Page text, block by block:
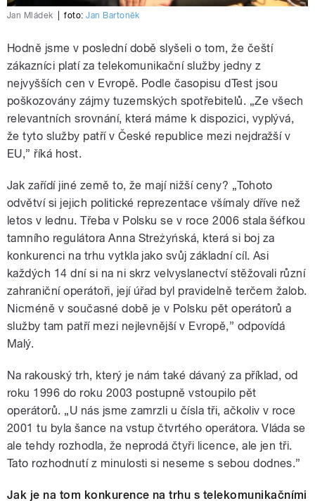
Jan Mládek foto:Jan Bartoněk
Hodně jsme v poslední době slyšeli o tom, že čeští
zákazníci platí za telekomunikační služby jedny z
nejvyšších cen v Evropě. Podle časopisu dTest jsou
poškozovány zájmy tuzemských spotřebitelů. „Ze všech
relevantních srovnání, která máme k dispozici, vyplývá,
že tyto služby patří v České republice mezi nejdražší v
EU,” říká host.
Jak zařídí jiné země to, že mají nižší ceny? „Tohoto
odvětví si jejich politické reprezentace všímaly dříve než
letos v lednu. Třeba v Polsku se v roce 2006 stala šéfkou
tamního regulátora Anna Streżyńská, která si boj za
konkurenci na trhu vytkla jako svůj základní cíl. Asi
každých 14 dní si na ni skrz velvyslanectví stěžovali různí
zahraniční operátoři, její úřad byl pravidelně terčem žalob.
Nicméně v současné době je v Polsku pět operátorů a
služby tam patří mezi nejlevnější v Evropě,” odpovídá
Malý.
Na rakouský trh, který je nám také dávaný za příklad, od
roku 1996 do roku 2003 postupně vstoupilo pět
operátorů. „U nás jsme zamrzli u čísla tři, ačkoliv v roce
2001 tu byla šance na vstup čtvrtého operátora. Vláda se
ale tehdy rozhodla, že neprodá čtyři licence, ale jen tři.
Tato rozhodnutí z minulosti si neseme s sebou dodnes.”
Jak je na tom konkurence na trhu s telekomunikačními